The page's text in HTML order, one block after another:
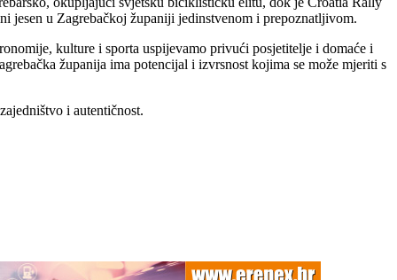
jesen u Zagrebačkoj županiji jedinstvenom i prepoznatljivom.
kulture i sporta uspijevamo privući posjetitelje i domaće i
županija ima potencijal i izvrsnost kojima se može mjeriti s
i autentičnost.